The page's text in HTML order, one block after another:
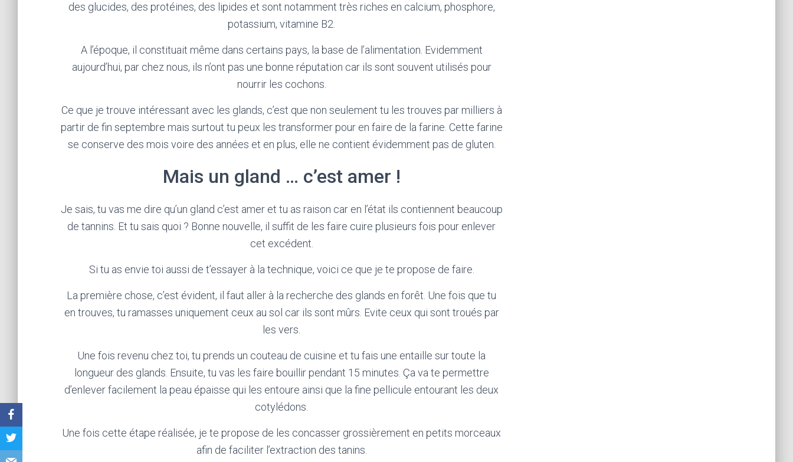
des glucides, des protéines, des lipides et sont notamment très riches en calcium, phosphore,
potassium, vitamine B2.
A l’époque, il constituait même dans certains pays, la base de l’alimentation. Evidemment
aujourd’hui, par chez nous, ils n’ont pas une bonne réputation car ils sont souvent utilisés pour
nourrir les cochons.
Ce que je trouve intéressant avec les glands, c’est que non seulement tu les trouves par milliers à
partir de fin septembre mais surtout tu peux les transformer pour en faire de la farine. Cette farine
se conserve des mois voire des années et en plus, elle ne contient évidemment pas de gluten.
Mais un gland … c’est amer !
Je sais, tu vas me dire qu’un gland c’est amer et tu as raison car en l’état ils contiennent beaucoup
de tannins. Et tu sais quoi ? Bonne nouvelle, il suffit de les faire cuire plusieurs fois pour enlever
cet excédent.
Si tu as envie toi aussi de t’essayer à la technique, voici ce que je te propose de faire.
La première chose, c’est évident, il faut aller à la recherche des glands en forêt. Une fois que tu
en trouves, tu ramasses uniquement ceux au sol car ils sont mûrs. Evite ceux qui sont troués par
les vers.
Une fois revenu chez toi, tu prends un couteau de cuisine et tu fais une entaille sur toute la
longueur des glands. Ensuite, tu vas les faire bouillir pendant 15 minutes. Ça va te permettre
d’enlever facilement la peau épaisse qui les entoure ainsi que la fine pellicule entourant les deux
cotylédons.
Une fois cette étape réalisée, je te propose de les concasser grossièrement en petits morceaux
afin de faciliter l’extraction des tanins.